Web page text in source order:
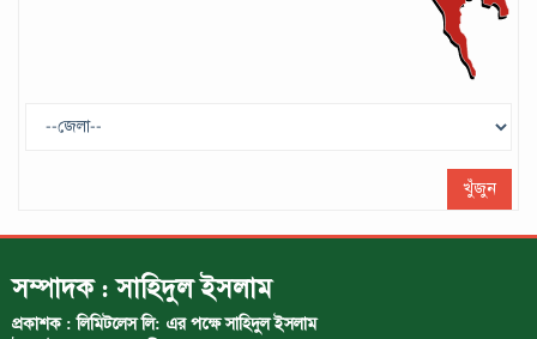
ট্রাম্প প্রশাসন ছাড়ার ঘোষণা ধনকুবের ইলন
খুঁজুন
সম্পাদক : সাহিদুল ইসলাম
প্রকাশক : লিমিটলেস লি: এর পক্ষে সাহিদুল ইসলাম